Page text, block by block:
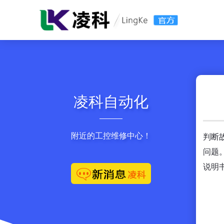
凌科自动化
附近的工控维修中心！
判断
问题
说明